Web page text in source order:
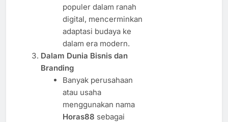
populer dalam ranah
digital, mencerminkan
adaptasi budaya ke
dalam era modern.
Dalam Dunia Bisnis dan
Branding
Banyak perusahaan
atau usaha
menggunakan nama
Horas88 sebagai